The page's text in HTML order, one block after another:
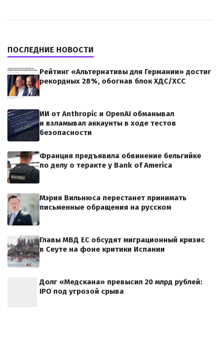
ПОСЛЕДНИЕ НОВОСТИ
Рейтинг «Альтернативы для Германии» достиг
рекордных 28%, обогнав блок ХДС/ХСС
ИИ от Anthropic и OpenAI обманывал
и взламывал аккаунты в ходе тестов
безопасности
Франция предъявила обвинение бельгийке
по делу о теракте у Bank of America
Мэрия Вильнюса перестанет принимать
письменные обращения на русском
Главы МВД ЕС обсудят миграционный кризис
в Сеуте на фоне критики Испании
Долг «Медскана» превысил 20 млрд рублей:
IPO под угрозой срыва